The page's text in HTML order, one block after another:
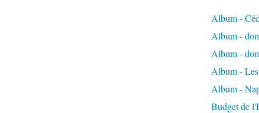
Album -
Album -
Album -
Album -
Album -
Budget de